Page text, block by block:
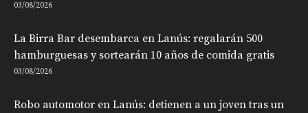
03/08/2026
La Birra Bar desembarca en Lanús: regalarán 500
hamburguesas y sortearán 10 años de comida gratis
03/08/2026
Robo automotor en Lanús: detienen a un joven tras un